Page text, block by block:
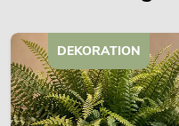
DEKORATION